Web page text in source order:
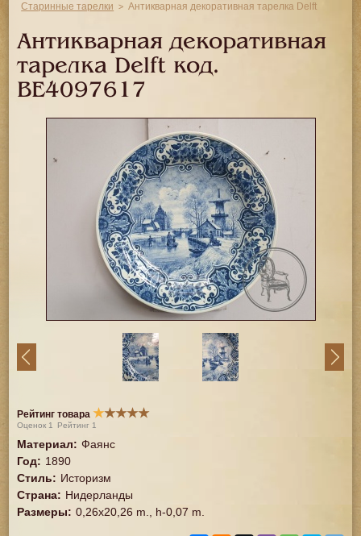
Старинные тарелки
Антикварная декоративная тарелка Delft
Антикварная декоративная
тарелка Delft код.
BE4097617
Рейтинг товара ★★★★★
Оценок 1 Рейтинг 1
Материал: Фаянс
Год: 1890
Стиль: Историзм
Страна: Нидерланды
Размеры: 0,26x20,26 m., h-0,07 m.